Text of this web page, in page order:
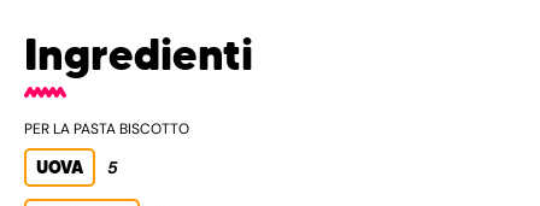
Ingredienti
PER LA PASTA BISCOTTO
UOVA 5